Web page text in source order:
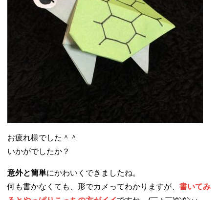
お疲れ様でした＾＾
いかがでしたか？
意外と簡単にかわいくできましたね。
何も書かなくても、形でカメってわかりますが、 書いてみ